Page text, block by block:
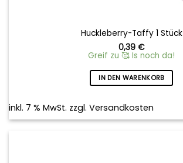
Huckleberry-Taffy 1 Stück
0,39 €
Greif zu 🥰 Is noch da!
IN DEN WARENKORB
inkl. 7 % MwSt. zzgl. Versandkosten